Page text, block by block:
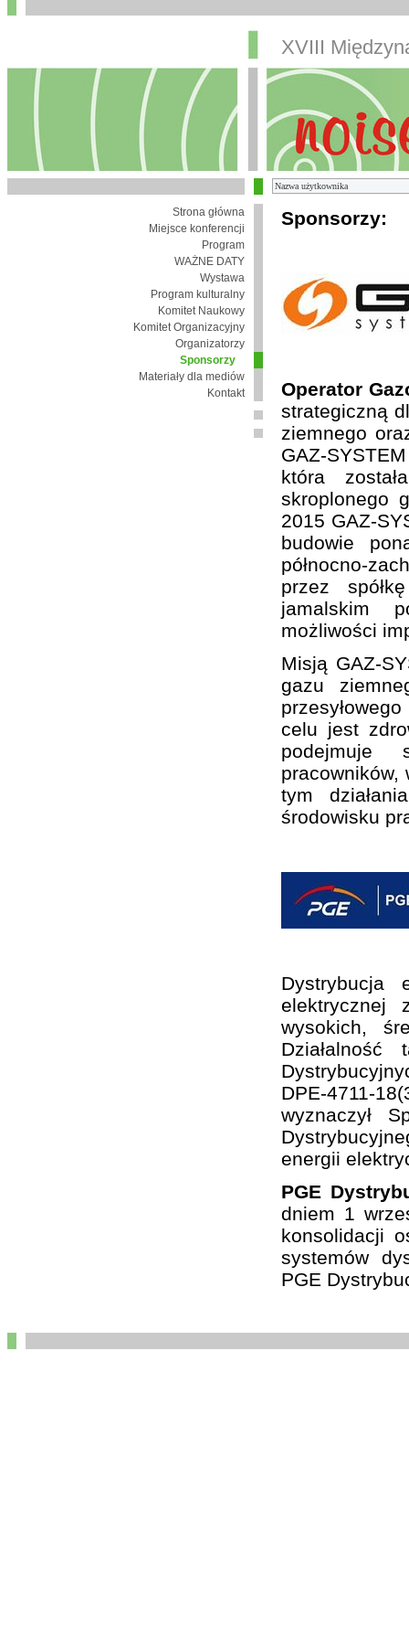
XVIII
Strona główna
Miejsce konferencji
Program
WAŻNE DATY
Wystawa
Program kulturalny
Komitet Naukowy
Komitet Organizacyjny
Organizatorzy
Sponsorzy
Materiały dla mediów
Kontakt
Sponsorzy:
Operator
strategiczną
ziemnego
GAZ-
która
skroplonego
2015 GAZ-
budowie
północno-
przez
jamalskim
możliwości
Misją GAZ-
gazu
celu jest
podejmuje
pracowników,
tym
środowisku
Dystrybucja
elektrycznej
wysokich,
DPE-4711-
wyznaczył
energii
PGE
dniem 1
konsolidacji
systemów
PGE